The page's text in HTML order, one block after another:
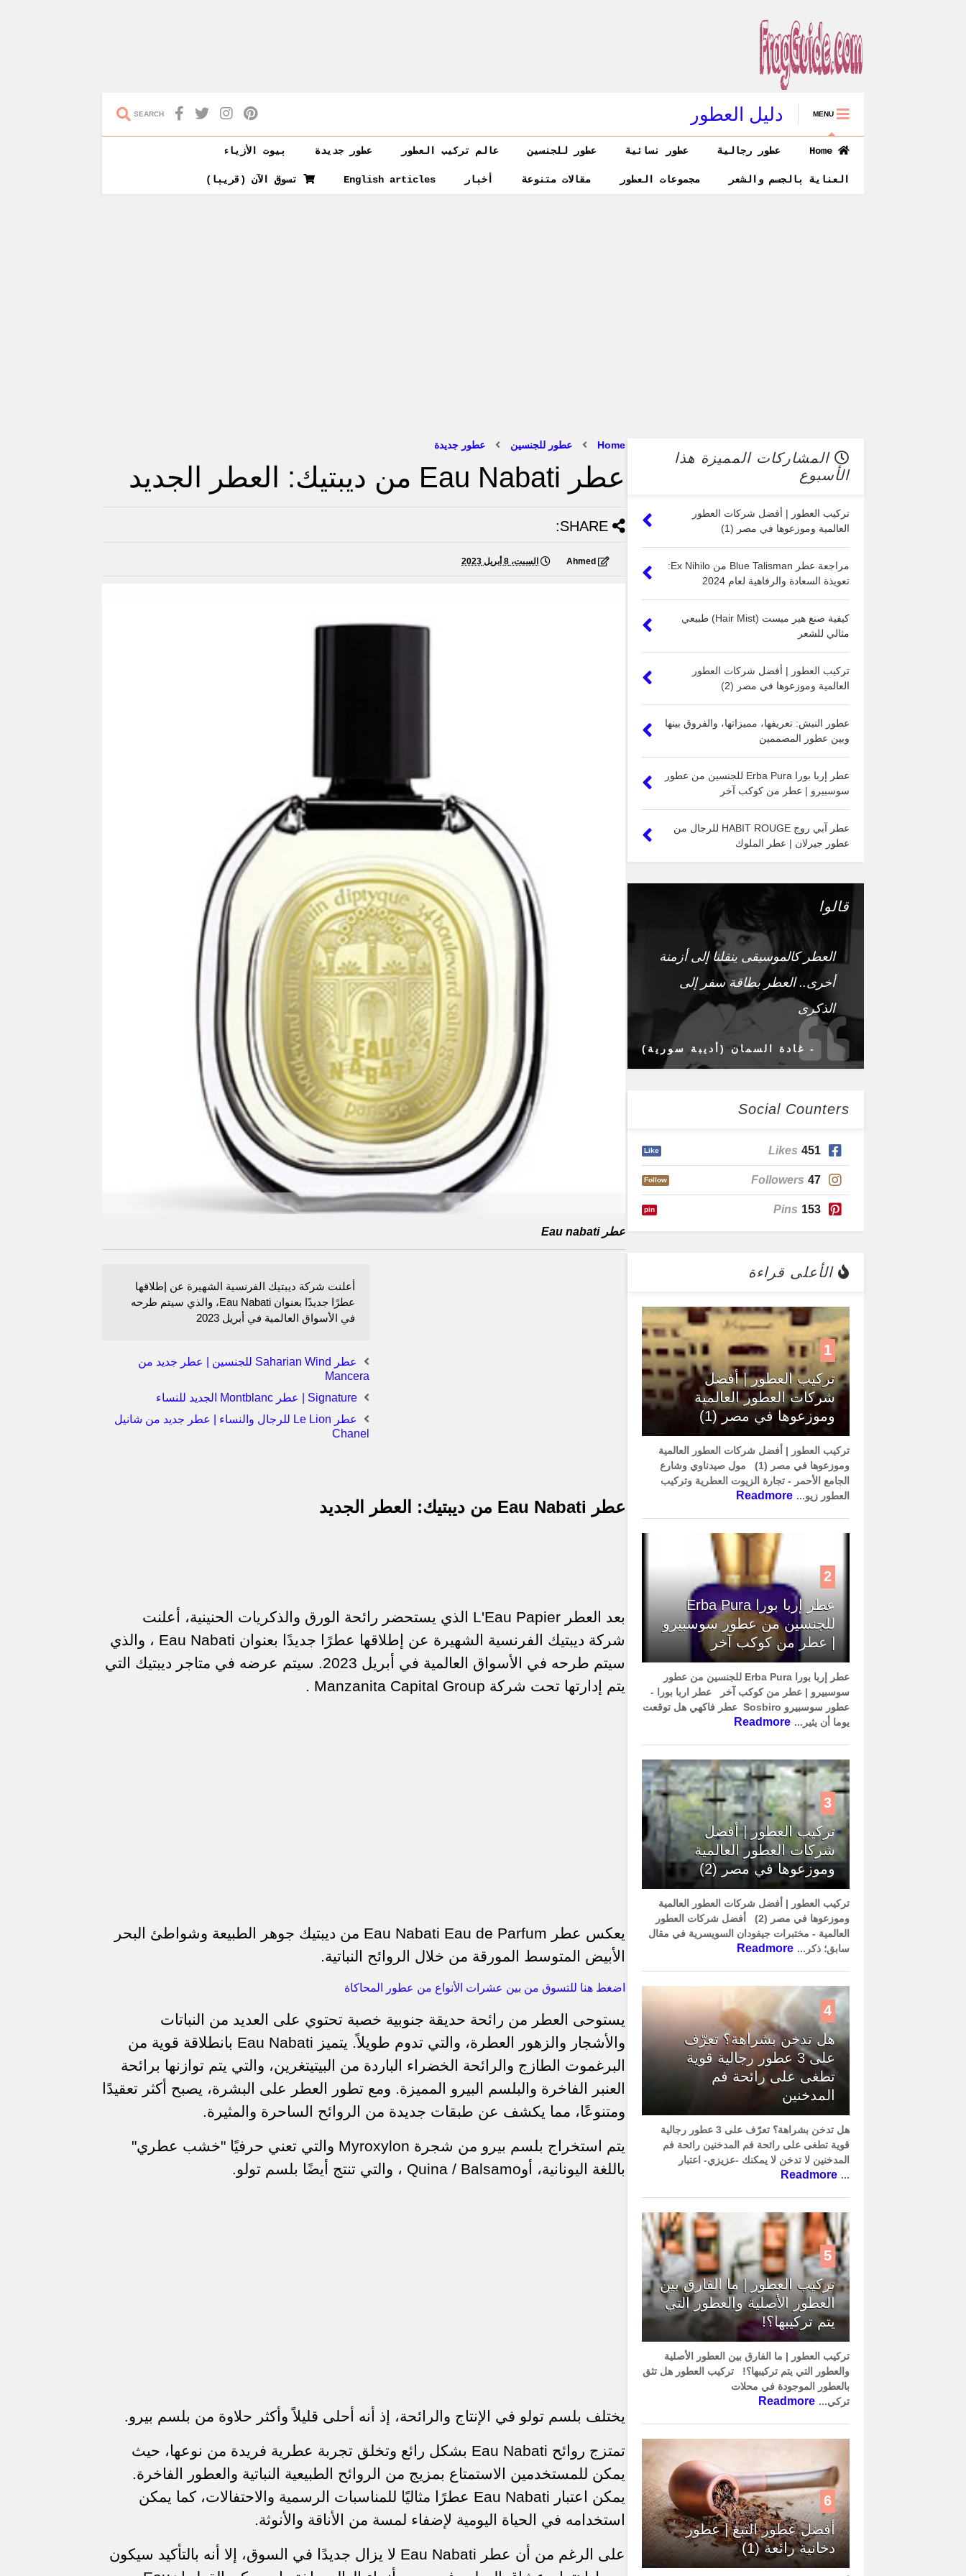
MENU دليل العطور SEARCH
عطور رجالية عطور نسائية عطور للجنسين عالم تركيب العطور عطور جديدة بيوت الأزياء
العناية بالجسم والشعر مجموعات العطور مقالات متنوعة أخبار English articles تسوق الآن (قريبا)
Home عطور للجنسين عطور جديدة
عطر Eau Nabati من ديبتيك: العطر الجديد
SHARE:
Ahmed السبت، 8 أبريل 2023
عطر Eau nabati
أعلنت شركة ديبتيك الفرنسية الشهيرة عن إطلاقها
عطرًا جديدًا بعنوان Eau Nabati، والذي سيتم طرحه
في الأسواق العالمية في أبريل 2023
عطر Saharian Wind للجنسين | عطر جديد من
Mancera
Signature | عطر Montblanc الجديد للنساء
عطر Le Lion للرجال والنساء | عطر جديد من شانيل
Chanel
عطر Eau Nabati من ديبتيك: العطر الجديد
بعد العطر L'Eau Papier الذي يستحضر رائحة الورق والذكريات الحنينية، أعلنت
شركة ديبتيك الفرنسية الشهيرة عن إطلاقها عطرًا جديدًا بعنوان Eau Nabati ، والذي
سيتم طرحه في الأسواق العالمية في أبريل 2023. سيتم عرضه في متاجر ديبتيك التي
يتم إدارتها تحت شركة Manzanita Capital Group
.
يعكس عطر Eau Nabati Eau de Parfum من ديبتيك جوهر الطبيعة وشواطئ البحر
الأبيض المتوسط المورقة من خلال الروائح النباتية.
اضغط هنا للتسوق من بين عشرات الأنواع من عطور المحاكاة
يستوحى العطر من رائحة حديقة جنوبية خصبة تحتوي على العديد من النباتات
والأشجار والزهور العطرة، والتي تدوم طويلاً. يتميز Eau Nabati بانطلاقة قوية من
البرغموت الطازج والرائحة الخضراء الباردة من البيتيتغرين، والتي يتم توازنها برائحة
العنبر الفاخرة والبلسم البيرو المميزة. ومع تطور العطر على البشرة، يصبح أكثر تعقيدًا
ومتنوعًا، مما يكشف عن طبقات جديدة من الروائح الساحرة والمثيرة.
يتم استخراج بلسم بيرو من شجرة Myroxylon والتي تعني حرفيًا "خشب عطري"
باللغة اليونانية، أوQuina / Balsamo ، والتي تنتج أيضًا بلسم تولو.
يختلف بلسم تولو في الإنتاج والرائحة، إذ أنه أحلى قليلاً وأكثر حلاوة من بلسم بيرو.
تمتزج روائح Eau Nabati بشكل رائع وتخلق تجربة عطرية فريدة من نوعها، حيث
يمكن للمستخدمين الاستمتاع بمزيج من الروائح الطبيعية النباتية والعطور الفاخرة.
يمكن اعتبار Eau Nabati عطرًا مثاليًا للمناسبات الرسمية والاحتفالات، كما يمكن
استخدامه في الحياة اليومية لإضفاء لمسة من الأناقة والأنوثة.
على الرغم من أن عطر Eau Nabati لا يزال جديدًا في السوق، إلا أنه بالتأكيد سيكون
المشاركات المميزة هذا
الأسبوع
تركيب العطور | أفضل شركات العطور
العالمية وموزعوها في مصر (1)
مراجعة عطر Blue Talisman من Ex Nihilo:
تعويذة السعادة والرفاهية لعام 2024
كيفية صنع هير ميست (Hair Mist) طبيعي
مثالي للشعر
تركيب العطور | أفضل شركات العطور
العالمية وموزعوها في مصر (2)
عطور النيش: تعريفها، مميزاتها، والفروق بينها
وبين عطور المصممين
عطر إربا بورا Erba Pura للجنسين من عطور
سوسبيرو | عطر من كوكب آخر
عطر آبي روج HABIT ROUGE للرجال من
عطور جيرلان | عطر الملوك
قالوا
العطر كالموسيقى ينقلنا إلى أزمنة
أخرى.. العطر بطاقة سفر إلى
الذكرى
- غادة السمان (أديبة سورية)
Social Counters
451
Likes
Like
47
Followers
Follow
153
Pins
pin
الأعلى قراءة
1
تركيب العطور | أفضل
شركات العطور العالمية
وموزعوها في مصر (1)
تركيب العطور | أفضل شركات العطور العالمية
وموزعوها في مصر (1) مول صيدناوي وشارع
الجامع الأحمر - تجارة الزيوت العطرية وتركيب
العطور زيو... Readmore
2
عطر إربا بورا Erba Pura
للجنسين من عطور سوسبيرو
| عطر من كوكب آخر
عطر إربا بورا Erba Pura للجنسين من عطور
سوسبيرو | عطر من كوكب آخر عطر اربا بورا -
عطور سوسبيرو Sosbiro عطر فاكهي هل توقعت
يوما أن يثير... Readmore
3
تركيب العطور | أفضل
شركات العطور العالمية
وموزعوها في مصر (2)
تركيب العطور | أفضل شركات العطور العالمية
وموزعوها في مصر (2) أفضل شركات العطور
العالمية - مختبرات جيفودان السويسرية في مقال
سابق؛ ذكر... Readmore
4
هل تدخن بشراهة؟ تعرّف
على 3 عطور رجالية قوية
تطغى على رائحة فم
المدخنين
هل تدخن بشراهة؟ تعرّف على 3 عطور رجالية
قوية تطغى على رائحة فم المدخنين رائحة فم
المدخنين لا تدخن لا يمكنك -عزيزي- اعتبار
...
Readmore
5
تركيب العطور | ما الفارق بين
العطور الأصلية والعطور التي
يتم تركيبها؟!
تركيب العطور | ما الفارق بين العطور الأصلية
والعطور التي يتم تركيبها؟! تركيب العطور هل تثق
بالعطور الموجودة في محلات
تركي... Readmore
6
أفضل عطور التبغ | عطور
دخانية رائعة (1)